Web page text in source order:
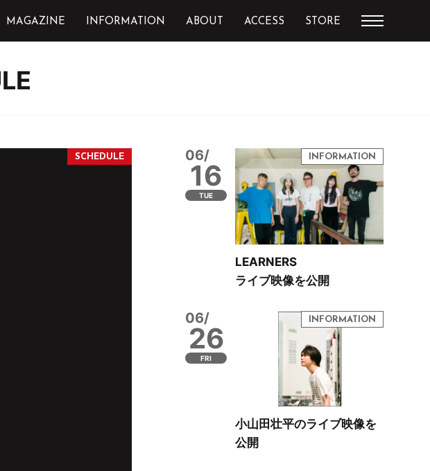
MAGAZINE INFORMATION ABOUT ACCESS STORE
06/
16
TUE
LEARNERS
ライブ映像を公開
06/
26
FRI
小山田壮平のライブ映像を
公開